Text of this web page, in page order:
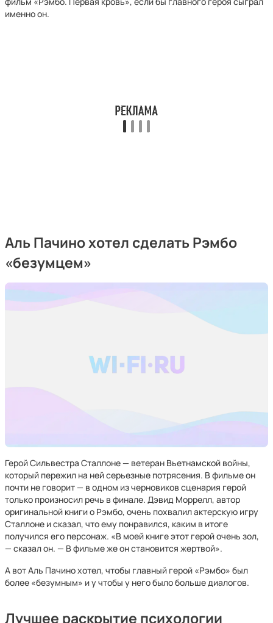
именно он.
Аль Пачино хотел сделать Рэмбо
«безумцем»
Герой Сильвестра Сталлоне — ветеран Вьетнамской войны,
который пережил на ней серьезные потрясения. В фильме он
почти не говорит — в одном из черновиков сценария герой
только произносил речь в финале. Дэвид Моррелл, автор
оригинальной книги о Рэмбо, очень похвалил актерскую игру
Сталлоне и сказал, что ему понравился, каким в итоге
получился его персонаж. «В моей книге этот герой очень зол,
— сказал он. — В фильме же он становится жертвой».
А вот Аль Пачино хотел, чтобы главный герой «Рэмбо» был
более «безумным» и у чтобы у него было больше диалогов.
Лучшее раскрытие психологии